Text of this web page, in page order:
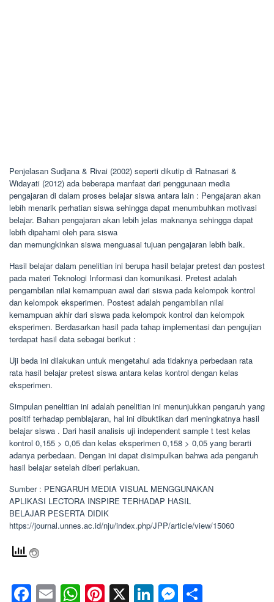
Penjelasan Sudjana & Rivai (2002) seperti dikutip di Ratnasari &
Widayati (2012) ada beberapa manfaat dari penggunaan media
pengajaran di dalam proses belajar siswa antara lain : Pengajaran akan
lebih menarik perhatian siswa sehingga dapat menumbuhkan motivasi
belajar. Bahan pengajaran akan lebih jelas maknanya sehingga dapat
lebih dipahami oleh para siswa
dan memungkinkan siswa menguasai tujuan pengajaran lebih baik.
Hasil belajar dalam penelitian ini berupa hasil belajar pretest dan postest
pada materi Teknologi Informasi dan komunikasi. Pretest adalah
pengambilan nilai kemampuan awal dari siswa pada kelompok kontrol
dan kelompok eksperimen. Postest adalah pengambilan nilai
kemampuan akhir dari siswa pada kelompok kontrol dan kelompok
eksperimen. Berdasarkan hasil pada tahap implementasi dan pengujian
terdapat hasil data sebagai berikut :
Uji beda ini dilakukan untuk mengetahui ada tidaknya perbedaan rata
rata hasil belajar pretest siswa antara kelas kontrol dengan kelas
eksperimen.
Simpulan penelitian ini adalah penelitian ini menunjukkan pengaruh yang
positif terhadap pemblajaran, hal ini dibuktikan dari meningkatnya hasil
belajar siswa . Dari hasil analisis uji independent sample t test kelas
kontrol 0,155 > 0,05 dan kelas eksperimen 0,158 > 0,05 yang berarti
adanya perbedaan. Dengan ini dapat disimpulkan bahwa ada pengaruh
hasil belajar setelah diberi perlakuan.
Sumber : PENGARUH MEDIA VISUAL MENGGUNAKAN
APLIKASI LECTORA INSPIRE TERHADAP HASIL
BELAJAR PESERTA DIDIK
https://journal.unnes.ac.id/nju/index.php/JPP/article/view/15060
Facebook
EmailWhatsApp
Pinterest
X LinkedIn